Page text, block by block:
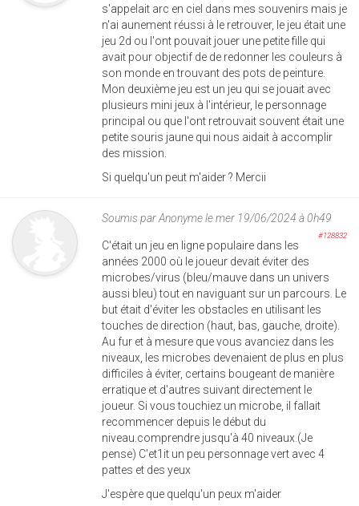
s'appelait arc en ciel dans mes souvenirs mais je
n'ai aunement réussi à le retrouver, le jeu était une
jeu 2d ou l'ont pouvait jouer une petite fille qui
avait pour objectif de de redonner les couleurs à
son monde en trouvant des pots de peinture.
Mon deuxième jeu est un jeu qui se jouait avec
plusieurs mini jeux à l'intérieur, le personnage
principal ou que l'ont retrouvait souvent était une
petite souris jaune qui nous aidait à accomplir
des mission.
Si quelqu'un peut m'aider ? Mercii
Soumis parAnonymele mer 19/06/2024 à 0h49
#128832
C'était un jeu en ligne populaire dans les
années 2000 où le joueur devait éviter des
microbes/virus (bleu/mauve dans un univers
aussi bleu) tout en naviguant sur un parcours. Le
but était d'éviter les obstacles en utilisant les
touches de direction (haut, bas, gauche, droite).
Au fur et à mesure que vous avanciez dans les
niveaux, les microbes devenaient de plus en plus
difficiles à éviter, certains bougeant de manière
erratique et d'autres suivant directement le
joueur. Si vous touchiez un microbe, il fallait
recommencer depuis le début du
niveau.comprendre jusqu'à 40 niveaux.(Je
pense) C'et1it un peu personnage vert avec 4
pattes et des yeux
J'espère que quelqu'un peux m'aider